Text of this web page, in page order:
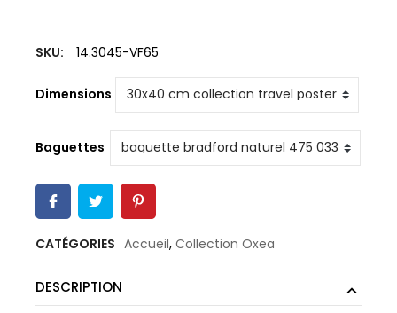
SKU: 14.3045-VF65
Dimensions
Baguettes
CATÉGORIES Accueil, Collection Oxea
DESCRIPTION